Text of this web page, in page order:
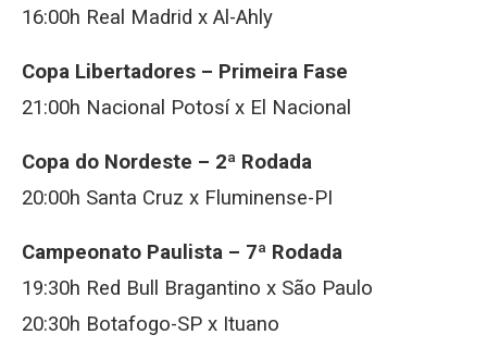
16:00h Real Madrid x Al-Ahly
Copa Libertadores – Primeira Fase
21:00h Nacional Potosí x El Nacional
Copa do Nordeste – 2ª Rodada
20:00h Santa Cruz x Fluminense-PI
Campeonato Paulista – 7ª Rodada
19:30h Red Bull Bragantino x São Paulo
20:30h Botafogo-SP x Ituano